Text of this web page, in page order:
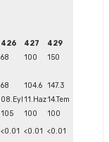
426 427
429
68 100
150
68 104.6 147.3
08.Eyl11.Haz14.Tem
105 100
100
<0.01 <0.01 <0.01